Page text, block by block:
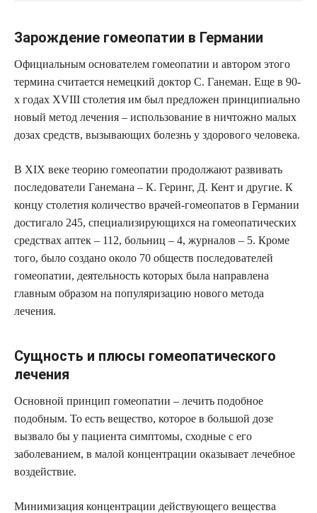
Зарождение гомеопатии в Германии
Официальным основателем гомеопатии и автором этого
термина считается немецкий доктор С. Ганеман. Еще в 90-
х годах XVIII столетия им был предложен принципиально
новый метод лечения – использование в ничтожно малых
дозах средств, вызывающих болезнь у здорового человека.
В XIX веке теорию гомеопатии продолжают развивать
последователи Ганемана – К. Геринг, Д. Кент и другие. К
концу столетия количество врачей-гомеопатов в Германии
достигало 245, специализирующихся на гомеопатических
средствах аптек – 112, больниц – 4, журналов – 5. Кроме
того, было создано около 70 обществ последователей
гомеопатии, деятельность которых была направлена
главным образом на популяризацию нового метода
лечения.
Сущность и плюсы гомеопатического
лечения
Основной принцип гомеопатии – лечить подобное
подобным. То есть вещество, которое в большой дозе
вызвало бы у пациента симптомы, сходные с его
заболеванием, в малой концентрации оказывает лечебное
воздействие.
Минимизация концентрации действующего вещества